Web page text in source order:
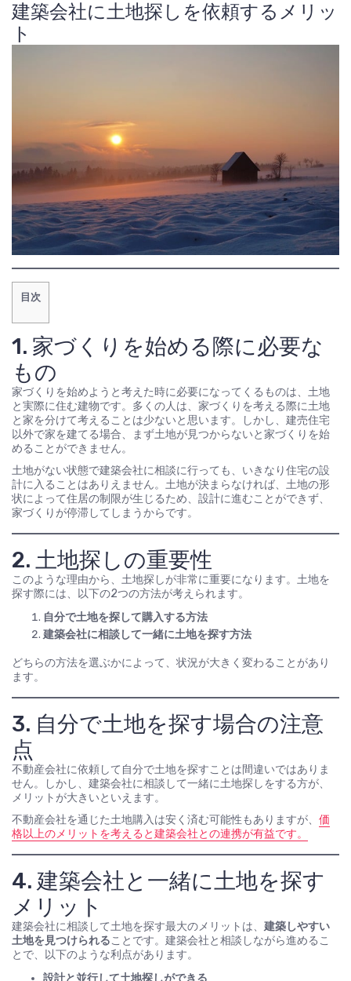
建築会社に土地探しを依頼するメリッ
ト
目次
1. 家づくりを始める際に必要な
もの
家づくりを始めようと考えた時に必要になってくるものは、土地
と実際に住む建物です。多くの人は、家づくりを考える際に土地
と家を分けて考えることは少ないと思います。しかし、建売住宅
以外で家を建てる場合、まず土地が見つからないと家づくりを始
めることができません。
土地がない状態で建築会社に相談に行っても、いきなり住宅の設
計に入ることはありえません。土地が決まらなければ、土地の形
状によって住居の制限が生じるため、設計に進むことができず、
家づくりが停滞してしまうからです。
2. 土地探しの重要性
このような理由から、土地探しが非常に重要になります。土地を
探す際には、以下の2つの方法が考えられます。
自分で土地を探して購入する方法
建築会社に相談して一緒に土地を探す方法
どちらの方法を選ぶかによって、状況が大きく変わることがあり
ます。
3. 自分で土地を探す場合の注意
点
不動産会社に依頼して自分で土地を探すことは間違いではありま
せん。しかし、建築会社に相談して一緒に土地探しをする方が、
メリットが大きいといえます。
不動産会社を通じた土地購入は安く済む可能性もありますが、 価
格以上のメリットを考えると建築会社との連携が有益です。
4. 建築会社と一緒に土地を探す
メリット
建築会社に相談して土地を探す最大のメリットは、 建築しやすい
土地を見つけられることです。建築会社と相談しながら進めるこ
とで、以下のような利点があります。
設計と並行して土地探しができる